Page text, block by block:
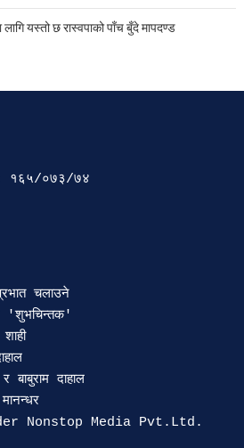
यस्तो छ रास्वपाको पाँच बुँदे मापदण्ड
: १६५/०७३/७४
चलाउने
'शुभचिन्तक'
दाहाल